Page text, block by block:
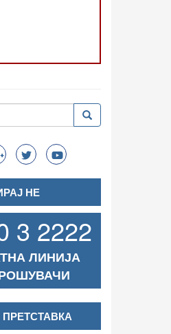
Пребарување
НЕ
3 2222
ЛИНИЈА